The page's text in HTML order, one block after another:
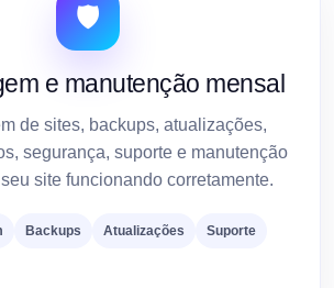
🛡️
e manutenção mensal
de sites, backups, atualizações,
segurança, suporte e manutenção
site funcionando corretamente.
Backups Atualizações Suporte